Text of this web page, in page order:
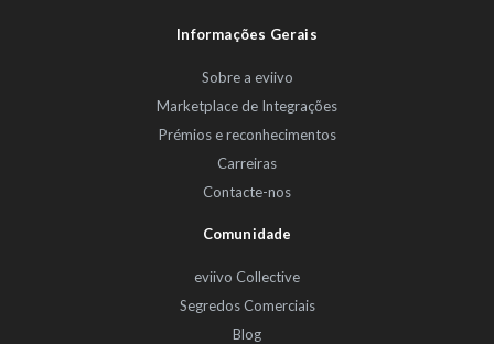
Informações Gerais
Sobre a eviivo
Marketplace de Integrações
Prémios e reconhecimentos
Carreiras
Contacte-nos
Comunidade
eviivo Collective
Segredos Comerciais
Blog